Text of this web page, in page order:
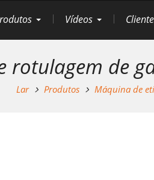
Vídeos
de
Lar Produtos Máquina de